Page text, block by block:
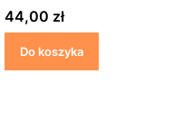
Cena
44,00 zł
Do koszyka